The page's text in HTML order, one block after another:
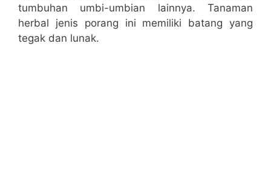
tumbuhan umbi-umbian lainnya. Tanaman
herbal jenis porang ini memiliki batang yang
tegak dan lunak.